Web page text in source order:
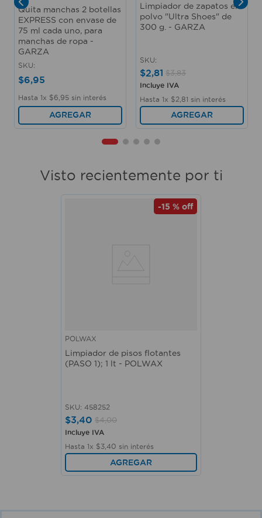
Quita manchas 2 botellas
EXPRESS con envase de
75 ml cada uno, para
manchas de ropa -
GARZA
SKU:
$6,95
Hasta 1x $6 95 sin interés
AGREGAR
Limpiador de zapatos en
polvo "Ultra Shoes" de
300 g. - GARZA
SKU:
$2,81 $3,83
Incluye IVA
Hasta 1x $2 81 sin interés
AGREGAR
Visto recientemente por ti
-15 % off
POLWAX
Limpiador de pisos flotantes
(PASO 1); 1 lt - POLWAX
SKU: 458252
$3,40 $4,00
Incluye IVA
Hasta 1x $3 40 sin interés
AGREGAR